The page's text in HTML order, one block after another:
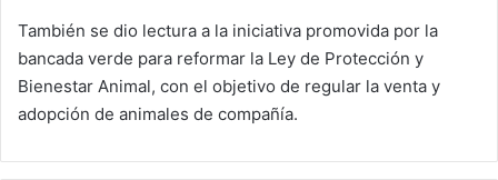
También se dio lectura a la iniciativa promovida por la
bancada verde para reformar la Ley de Protección y
Bienestar Animal, con el objetivo de regular la venta y
adopción de animales de compañía.